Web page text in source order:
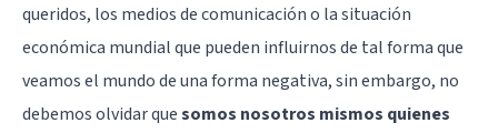
queridos, los medios de comunicación o la situación
económica mundial que pueden influirnos de tal forma que
veamos el mundo de una forma negativa, sin embargo, no
debemos olvidar quesomos nosotros mismos quienes